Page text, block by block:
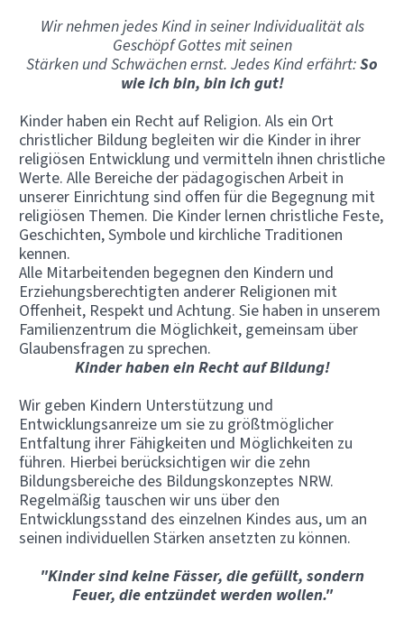
Wir nehmen jedes Kind in seiner Individualität als
Geschöpf Gottes mit seinen
Stärken und Schwächen ernst. Jedes Kind erfährt:So
wie ich bin, bin ich gut!
Kinder haben ein Recht auf Religion. Als ein Ort
christlicher Bildung begleiten wir die Kinder in ihrer
religiösen Entwicklung und vermitteln ihnen christliche
Werte. Alle Bereiche der pädagogischen Arbeit in
unserer Einrichtung sind offen für die Begegnung mit
religiösen Themen. Die Kinder lernen christliche Feste,
Geschichten, Symbole und kirchliche Traditionen
kennen.
Alle Mitarbeitenden begegnen den Kindern und
Erziehungsberechtigten anderer Religionen mit
Offenheit, Respekt und Achtung. Sie haben in unserem
Familienzentrum die Möglichkeit, gemeinsam über
Glaubensfragen zu sprechen.
Kinder haben ein Recht auf Bildung!
Wir geben Kindern Unterstützung und
Entwicklungsanreize um sie zu größtmöglicher
Entfaltung ihrer Fähigkeiten und Möglichkeiten zu
führen. Hierbei berücksichtigen wir die zehn
Bildungsbereiche des Bildungskonzeptes NRW.
Regelmäßig tauschen wir uns über den
Entwicklungsstand des einzelnen Kindes aus, um an
seinen individuellen Stärken ansetzten zu können.
"Kinder sind keine Fässer, die gefüllt, sondern
Feuer, die entzündet werden wollen."